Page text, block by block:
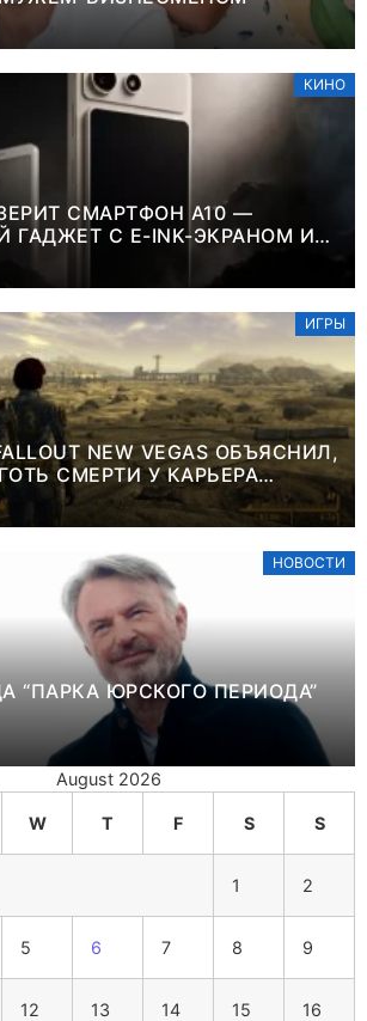
КИНО
СМАРТФОН A10 —
ГАДЖЕТ С E-INK-ЭКРАНОМ И
ПАНЕЛЬЮ ДЛЯ ЦВЕТНОГО
СОЦСЕТЕЙ
ИГРЫ
NEW VEGAS ОБЪЯСНИЛ,
СМЕРТИ У КАРЬЕРА
ВАМ ГОЛОВУ
НОВОСТИ
“ПАРКА ЮРСКОГО ПЕРИОДА”
August 2026
W T F S S
1 2
5 6 7 8 9
12 13 14 15 16